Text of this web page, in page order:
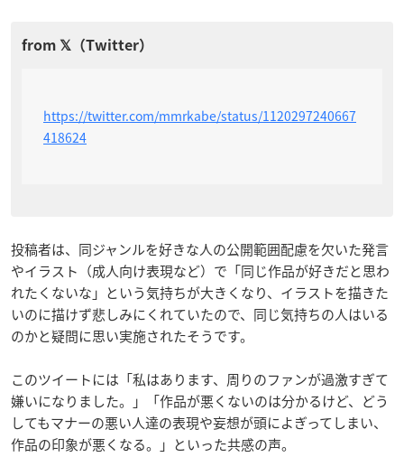
https://twitter.com/mmrkabe/status/1120297240667
418624
投稿者は、同ジャンルを好きな人の公開範囲配慮を欠いた発言
やイラスト（成人向け表現など）で「同じ作品が好きだと思わ
れたくないな」という気持ちが大きくなり、イラストを描きた
いのに描けず悲しみにくれていたので、同じ気持ちの人はいる
のかと疑問に思い実施されたそうです。
このツイートには「私はあります、周りのファンが過激すぎて
嫌いになりました。」「作品が悪くないのは分かるけど、どう
してもマナーの悪い人達の表現や妄想が頭によぎってしまい、
作品の印象が悪くなる。」といった共感の声。